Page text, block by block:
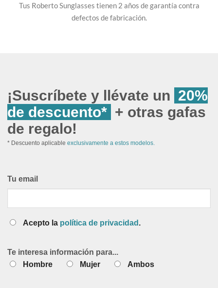
Tus Roberto Sunglasses tienen 2 años de garantía contra
defectos de fabricación.
¡Suscríbete y llévate un 20%
de descuento* + otras gafas
de regalo!
* Descuento aplicable exclusivamente a estos modelos.
Tu email
Acepto la política de privacidad .
Te interesa información para...
Hombre
Mujer Ambos